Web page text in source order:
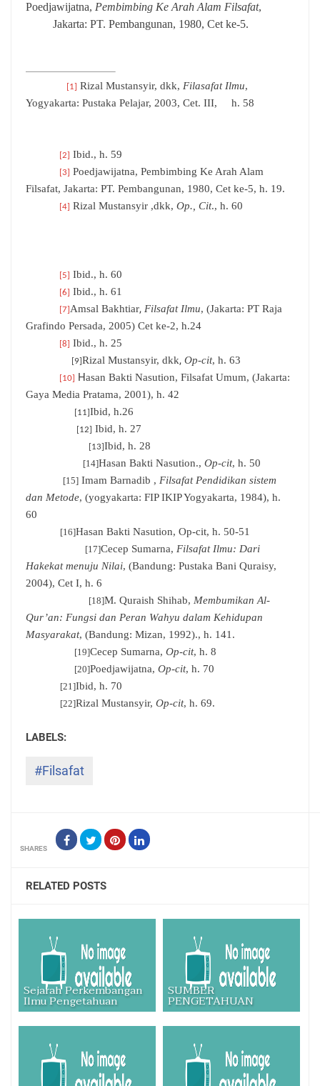
Poedjawijatna, Pembimbing Ke Arah Alam Filsafat,
Jakarta: PT. Pembangunan, 1980, Cet ke-5.
[1] Rizal Mustansyir, dkk, Filasafat Ilmu,
Yogyakarta: Pustaka Pelajar, 2003, Cet. III,
h. 58
[2] Ibid., h. 59
[3]
Poedjawijatna, Pembimbing Ke Arah Alam
Filsafat, Jakarta: PT. Pembangunan, 1980, Cet ke-5, h. 19.
[4] Rizal Mustansyir ,dkk,Op., Cit., h. 60
[5] Ibid., h. 60
[6] Ibid., h. 61
[7]Amsal Bakhtiar,Filsafat Ilmu, (Jakarta: PT Raja
Grafindo Persada, 2005) Cet ke-2, h.24
[8] Ibid., h. 25
[9] Rizal Mustansyir, dkk, Op-cit, h. 63
[10] Hasan Bakti Nasution, Filsafat Umum, (Jakarta:
Gaya Media Pratama, 2001), h. 42
[11] Ibid, h.26
[12] Ibid, h. 27
[13] Ibid, h. 28
[14]Hasan Bakti Nasution., Op-cit, h. 50
[15] Imam Barnadib , Filsafat Pendidikan sistem
dan Metode, (yogyakarta: FIP IKIP Yogyakarta, 1984), h.
60
[16]Hasan Bakti Nasution, Op-cit, h. 50-51
[17]Cecep Sumarna,Filsafat Ilmu: Dari
Hakekat menuju Nilai, (Bandung: Pustaka Bani Quraisy,
2004), Cet I, h. 6
[18]M. Quraish Shihab, Membumikan Al-
Qur’an: Fungsi dan Peran Wahyu dalam Kehidupan
Masyarakat, (Bandung: Mizan, 1992)., h. 141.
[19]Cecep Sumarna, Op-cit, h. 8
[20]Poedjawijatna, Op-cit, h. 70
[21]Ibid, h. 70
[22]Rizal Mustansyir, Op-cit, h. 69.
#Filsafat
SHARES
RELATED POSTS
Sejarah Perkembangan
Ilmu Pengetahuan
SUMBER
PENGETAHUAN